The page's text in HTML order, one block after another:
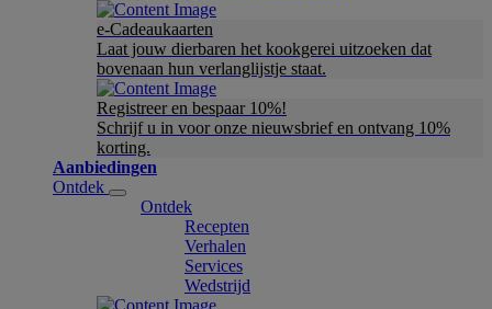
e-Cadeaukaarten
Laat jouw dierbaren het kookgerei uitzoeken dat
bovenaan hun verlanglijstje staat.
Registreer en bespaar 10%!
Schrijf u in voor onze nieuwsbrief en ontvang 10%
korting.
Aanbiedingen
Ontdek
Ontdek
Recepten
Verhalen
Services
Wedstrijd